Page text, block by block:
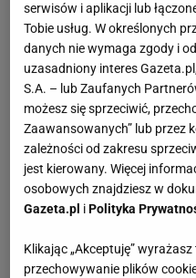
serwisów i aplikacji lub
Tobie usług. W określonych
danych nie wymaga zgody i
uzasadniony interes
S.A. – lub Zaufanych
możesz się sprzeciwić,
Zaawansowanych” lub przez
zależności od zakresu
jest kierowany. Więcej
osobowych znajdziesz w
Gazeta.pl iPolityka
Klikając „Akceptuję”
przechowywanie plików